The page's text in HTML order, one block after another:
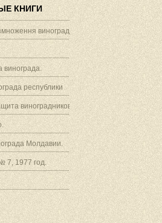
КНИГИ
винограду.
винограда.
республики
виноградников.
Молдавии.
7, 1977 год.